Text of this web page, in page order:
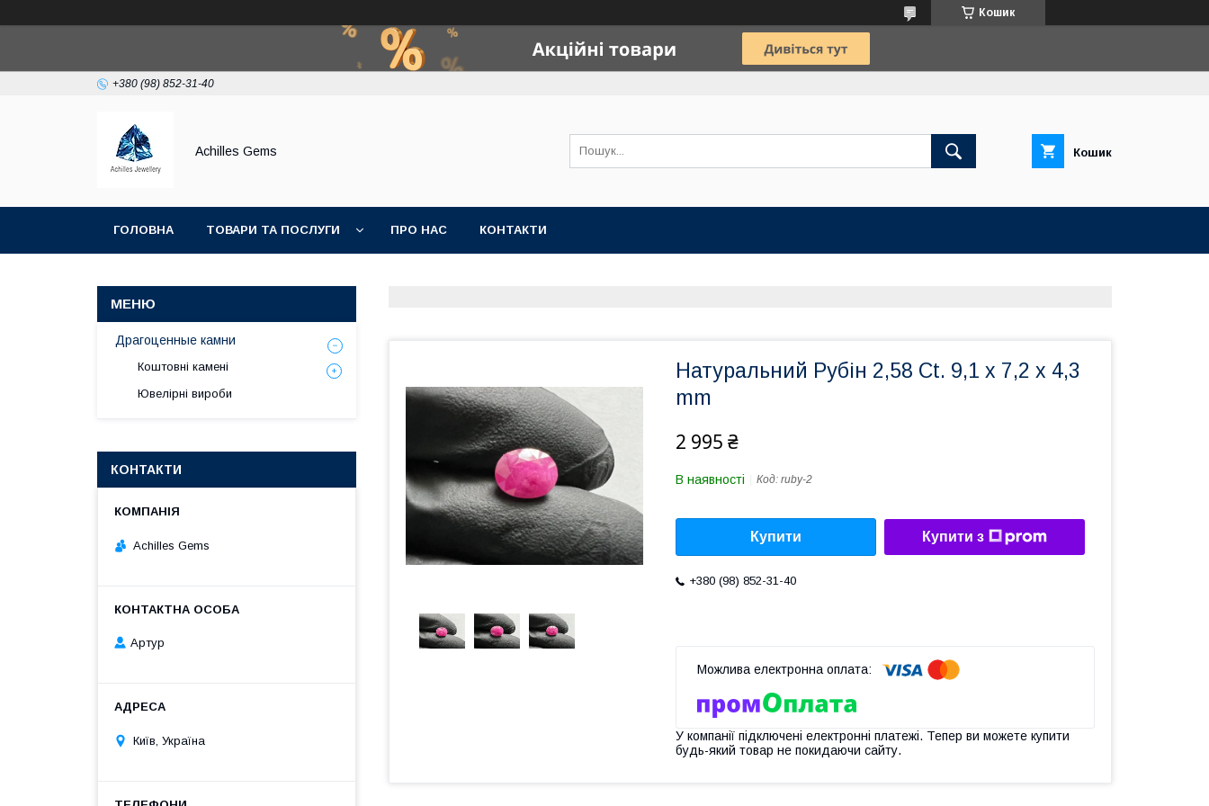
Кошик
+380 (98) 852-31-40
Achilles Gems Кошик
ГОЛОВНА ТОВАРИ ТА ПОСЛУГИ ПРО НАС КОНТАКТИ
Натуральний Рубін 2,58 Сt. 9,1 x 7,2 x 4,3
mm
2 995 ₴
В наявності Код: ruby-2
Купити Купити з
+380 (98) 852-31-40
У компанії підключені електронні платежі. Тепер ви можете купити
будь-який товар не покидаючи сайту.
Драгоценные камни
Коштовні камені
Ювелірні вироби
КОНТАКТИ
Achilles Gems
Артур
Київ, Україна